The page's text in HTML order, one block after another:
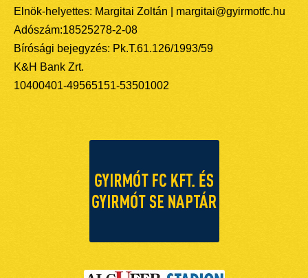
Elnök-helyettes: Margitai Zoltán | margitai@gyirmotfc.hu
Adószám:18525278-2-08
Bírósági bejegyzés: Pk.T.61.126/1993/59
K&H Bank Zrt.
10400401-49565151-53501002